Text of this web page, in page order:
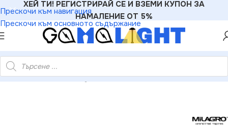
Прескочи към навигация
Прескочи към основното съдържание
ХЕЙ ТИ! РЕГИСТРИРАЙ СЕ И ВЗЕМИ КУПОН ЗА
НАМАЛЕНИЕ ОТ 5%
»Аплици»Milagro EKS4376 POLAR Топъл цвят 3000K